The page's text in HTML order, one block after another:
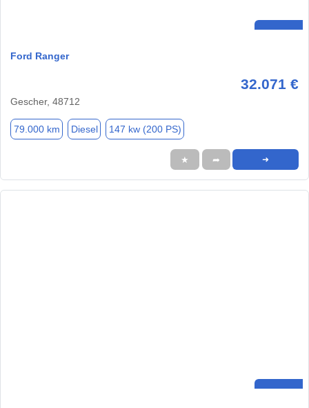
Ford Ranger
32.071 €
Gescher, 48712
79.000 km Diesel 147 kw (200 PS)
★ ➦ ➜